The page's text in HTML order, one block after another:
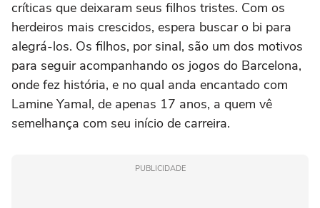
críticas que deixaram seus filhos tristes. Com os
herdeiros mais crescidos, espera buscar o bi para
alegrá-los. Os filhos, por sinal, são um dos motivos
para seguir acompanhando os jogos do Barcelona,
onde fez história, e no qual anda encantado com
Lamine Yamal, de apenas 17 anos, a quem vê
semelhança com seu início de carreira.
PUBLICIDADE